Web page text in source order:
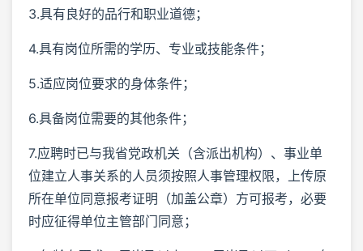
3.具有良好的品行和职业道德；
4.具有岗位所需的学历、专业或技能条件；
5.适应岗位要求的身体条件；
6.具备岗位需要的其他条件；
7.应聘时已与我省党政机关（含派出机构）、事业单
位建立人事关系的人员须按照人事管理权限，上传原
所在单位同意报考证明（加盖公章）方可报考，必要
时应征得单位主管部门同意；